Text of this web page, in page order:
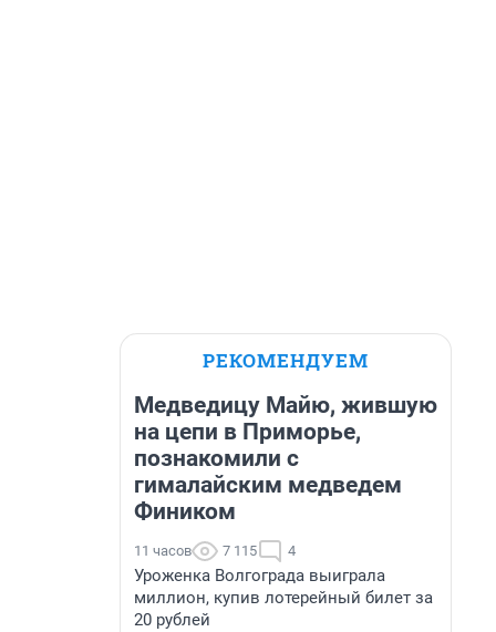
РЕКОМЕНДУЕМ
Медведицу Майю, жившую
на цепи в Приморье,
познакомили с
гималайским медведем
Фиником
11 часов 7 115 4
Уроженка Волгограда выиграла
миллион, купив лотерейный билет за
20 рублей